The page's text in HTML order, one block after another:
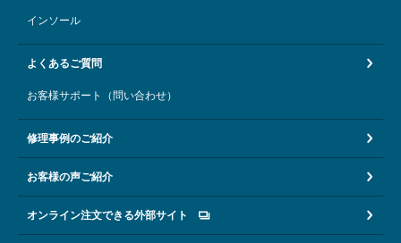
インソール
よくあるご質問
お客様サポート（問い合わせ）
修理事例のご紹介
お客様の声ご紹介
オンライン注文できる外部サイト